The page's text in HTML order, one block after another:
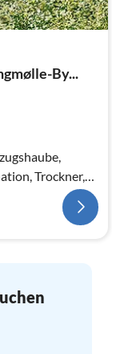
By...
Trockner,